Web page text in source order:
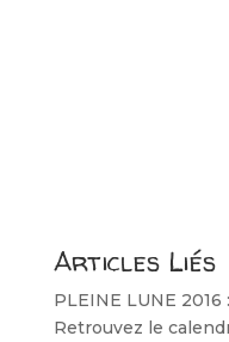
Articles Liés
PLEINE LUNE
Retrouvez le